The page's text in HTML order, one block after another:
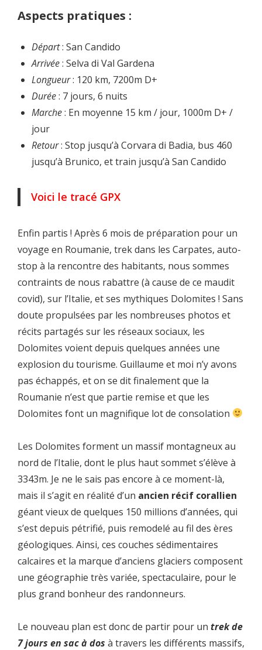
Aspects pratiques :
Départ: San Candido
Arrivée: Selva di Val Gardena
Longueur: 120 km, 7200m D+
Durée: 7 jours, 6 nuits
Marche: En moyenne 15 km / jour, 1000m D+ /
jour
Retour: Stop jusqu’à Corvara di Badia, bus 460
jusqu’à Brunico, et train jusqu’à San Candido
Voici le tracé GPX
Enfin partis ! Après 6 mois de préparation pour un
voyage en Roumanie, trek dans les Carpates, auto-
stop à la rencontre des habitants, nous sommes
contraints de nous rabattre (à cause de ce maudit
covid), sur l’Italie, et ses mythiques Dolomites ! Sans
doute propulsées par les nombreuses photos et
récits partagés sur les réseaux sociaux, les
Dolomites voient depuis quelques années une
explosion du tourisme. Guillaume et moi n’y avons
pas échappés, et on se dit finalement que la
Roumanie n’est que partie remise et que les
Dolomites font un magnifique lot de consolation
Les Dolomites forment un massif montagneux au
nord de l’Italie, dont le plus haut sommet s’élève à
3343m. Je ne le sais pas encore à ce moment-là,
mais il s’agit en réalité d’un ancien récif corallien
géant vieux de quelques 150 millions d’années, qui
s’est depuis pétrifié, puis remodelé au fil des ères
géologiques. Ainsi, ces couches sédimentaires
calcaires et la marque d’anciens glaciers composent
une géographie très variée, spectaculaire, pour le
plus grand bonheur des randonneurs.
Le nouveau plan est donc de partir pour un trek de
7 jours en sac à dos à travers les différents massifs,